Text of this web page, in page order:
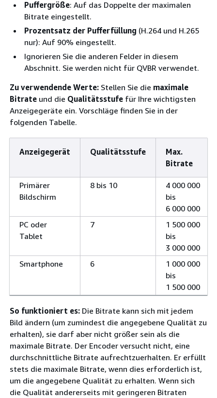
Puffergröße: Auf das Doppelte der maximalen
Bitrate eingestellt.
Prozentsatz der Pufferfüllung (H.264 und H.265
nur): Auf 90% eingestellt.
Ignorieren Sie die anderen Felder in diesem
Abschnitt. Sie werden nicht für QVBR verwendet.
Zu verwendende Werte: Stellen Sie die maximale
Bitrate und die Qualitätsstufe für Ihre wichtigsten
Anzeigegeräte ein. Vorschläge finden Sie in der
folgenden Tabelle.
Anzeigegerät Qualitätsstufe
Max.
Bitrate
Primärer
Bildschirm
8 bis 10
4 000 000
bis
6 000 000
PC oder
Tablet
7
1 500 000
bis
3 000 000
Smartphone
6
1 000 000
bis
1 500 000
So funktioniert es: Die Bitrate kann sich mit jedem
Bild ändern (um zumindest die angegebene Qualität zu
erhalten), sie darf aber nicht größer sein als die
maximale Bitrate. Der Encoder versucht nicht, eine
durchschnittliche Bitrate aufrechtzuerhalten. Er erfüllt
stets die maximale Bitrate, wenn dies erforderlich ist,
um die angegebene Qualität zu erhalten. Wenn sich
die Qualität andererseits mit geringeren Bitraten